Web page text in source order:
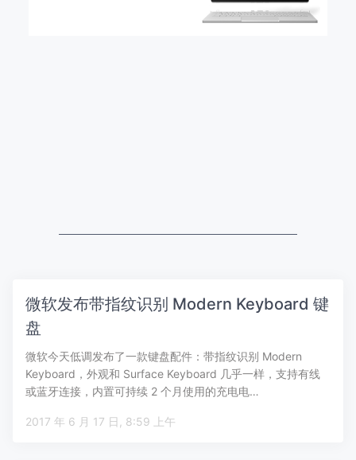
微软发布带指纹识别 Modern Keyboard 键
盘
微软今天低调发布了一款键盘配件：带指纹识别 Modern
Keyboard，外观和 Surface Keyboard 几乎一样，支持有线
或蓝牙连接，内置可持续 2 个月使用的充电电…
2017 年 6 月 17 日, 8:59 上午